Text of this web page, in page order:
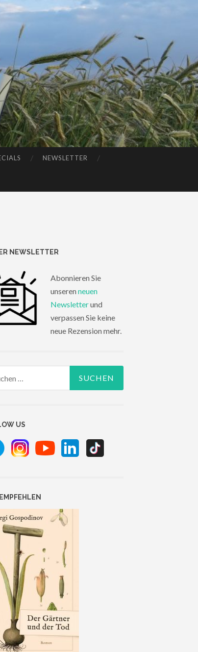
NEWSLETTER
NEWSLETTER
Abonnieren Sie
unserenneuen
Newsletterund
verpassen Sie keine
neue Rezension mehr.
US